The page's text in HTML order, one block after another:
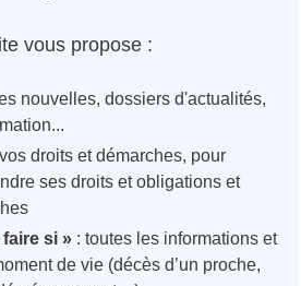
vous propose :
nouvelles, dossiers d'actualités,
droits et démarches, pour
ses droits et obligations et
si » : toutes les informations et
de vie (décès d’un proche,